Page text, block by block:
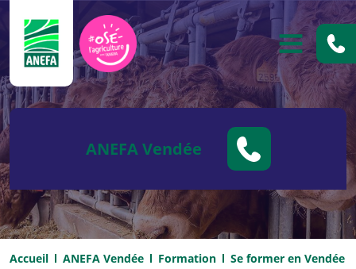
OUVRIR
ANEFA Vendée
Accueil ANEFA Vendée Formation Se former en Vendée